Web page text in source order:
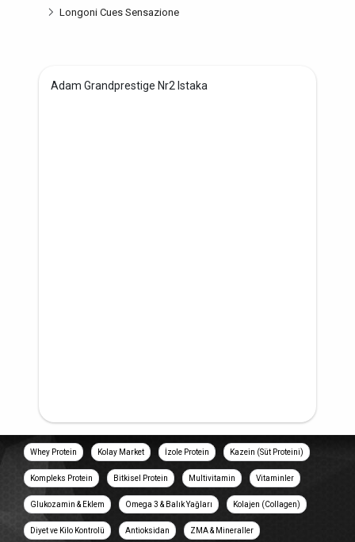
Longoni Cues Sensazione
Adam Grandprestige Nr2 Istaka
Whey Protein Kolay Market İzole Protein Kazein (Süt Proteini)
Kompleks Protein Bitkisel Protein Multivitamin Vitaminler
Glukozamin & Eklem Omega 3 & Balık Yağları Kolajen (Collagen)
Diyet ve Kilo Kontrolü Antioksidan ZMA & Mineraller